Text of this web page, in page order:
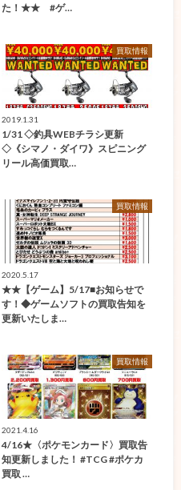
た！★★ #ゲ…
買取情報
2019.1.31
1/31 ◇釣具WEBチラシ更新
◇《シマノ・ダイワ》スピニング
リール高価買取…
買取情報
2020.5.17
★★【ゲーム】5/17■お知らせで
す！◆ゲームソフトの買取告知を
更新いたしま…
買取情報
2021.4.16
4/16★〈ポケモンカード〉買取告
知更新しました！ #TCG #ポケカ
買取 …